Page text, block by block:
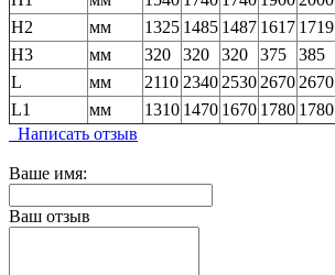
H2
мм 1325 1485 1487 1617 1719
H3
мм 320 320 320 375 385
L
мм 2110 2340 2530 2670 2670
L1
мм 1310 1470 1670 1780 1780
Написать отзыв
Ваше имя:
Ваш отзыв